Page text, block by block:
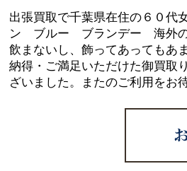
出張買取で千葉県在住の６０
ン ブルー ブランデー 海外の
飲まないし、飾ってあってもあ
納得・ご満足いただけた御買取
ざいました。またのご利用をお